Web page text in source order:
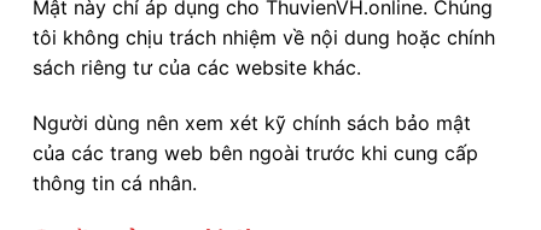
Mật này chỉ áp dụng cho ThuvienVH.online. Chúng
tôi không chịu trách nhiệm về nội dung hoặc chính
sách riêng tư của các website khác.
Người dùng nên xem xét kỹ chính sách bảo mật
của các trang web bên ngoài trước khi cung cấp
thông tin cá nhân.